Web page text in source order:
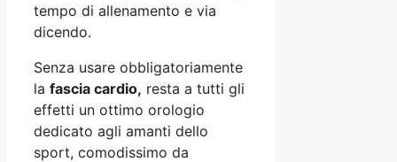
tempo di allenamento e via
dicendo.
Senza usare obbligatoriamente
la fascia cardio, resta a tutti gli
effetti un ottimo orologio
dedicato agli amanti dello
sport, comodissimo da